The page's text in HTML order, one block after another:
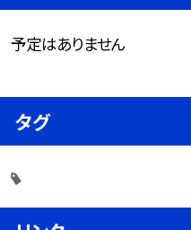
予定はありません
タグ